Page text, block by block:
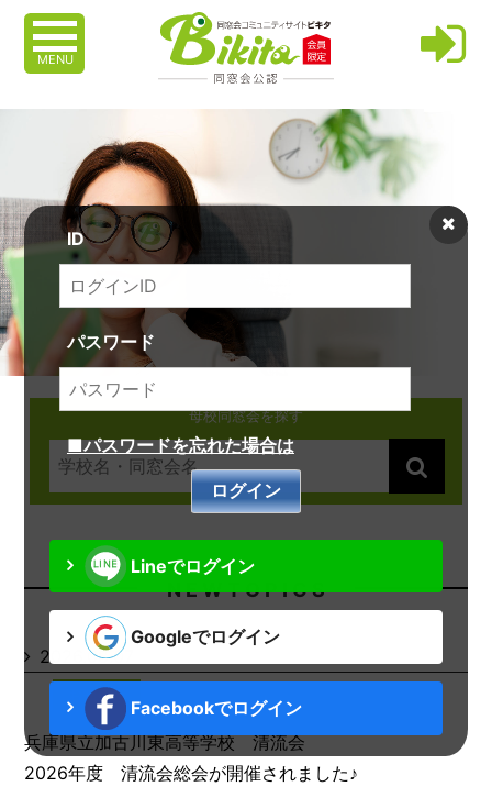
MENU
ID
パスワード
■パスワードを忘れた場合は
Lineでログイン
Googleでログイン
Facebookでログイン
母校同窓会を探す
N E W T O P I C S
2026.08.07
お知らせ
兵庫県立加古川東高等学校 清流会
2026年度 清流会総会が開催されました♪